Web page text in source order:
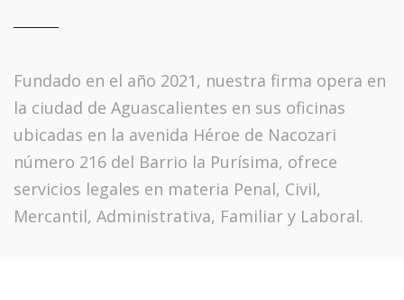
Fundado en el año 2021, nuestra firma opera en
la ciudad de Aguascalientes en sus oficinas
ubicadas en la avenida Héroe de Nacozari
número 216 del Barrio la Purísima, ofrece
servicios legales en materia Penal, Civil,
Mercantil, Administrativa, Familiar y Laboral.